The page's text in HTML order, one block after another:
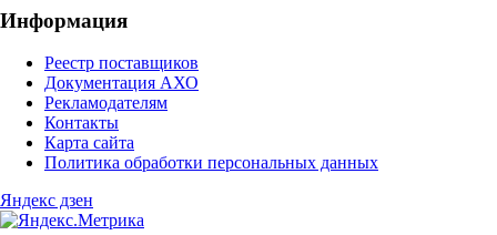
Информация
Реестр поставщиков
Документация АХО
Рекламодателям
Контакты
Карта сайта
Политика обработки персональных данных
Яндекс дзен